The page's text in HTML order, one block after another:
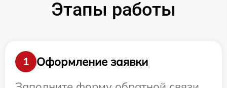
Этапы работы
1
Оформление заявки